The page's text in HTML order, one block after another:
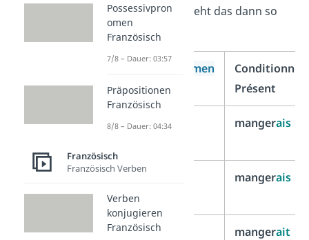
manger (essen)
sieht das dann so
aus:
Personalpronomen
Conditionnel
Présent
je mangerais
tu mangerais
il/elle/on mangerait
Possessivpron
omen
Französisch
7/8 – Dauer: 03:57
Präpositionen
Französisch
8/8 – Dauer: 04:34
Französisch
Französisch Verben
Verben
konjugieren
Französisch